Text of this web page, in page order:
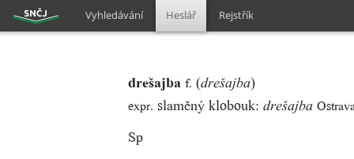
Vyhledávání Heslář Rejstřík
drešajba f. (drešajba)
expr. slaměný klobouk: drešajba
Sp